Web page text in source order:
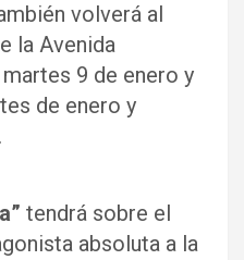
volverá al
la Avenida
9 de enero y
de enero y
tendrá sobre el
absoluta a la